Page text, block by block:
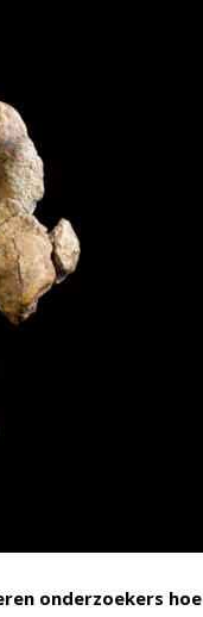
onderzoekers hoe